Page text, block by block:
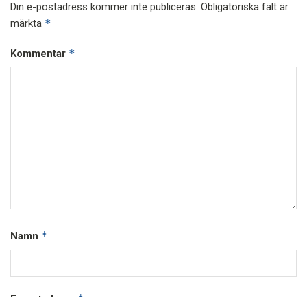
Din e-postadress kommer inte publiceras. Obligatoriska fält är
märkta *
Kommentar *
Namn *